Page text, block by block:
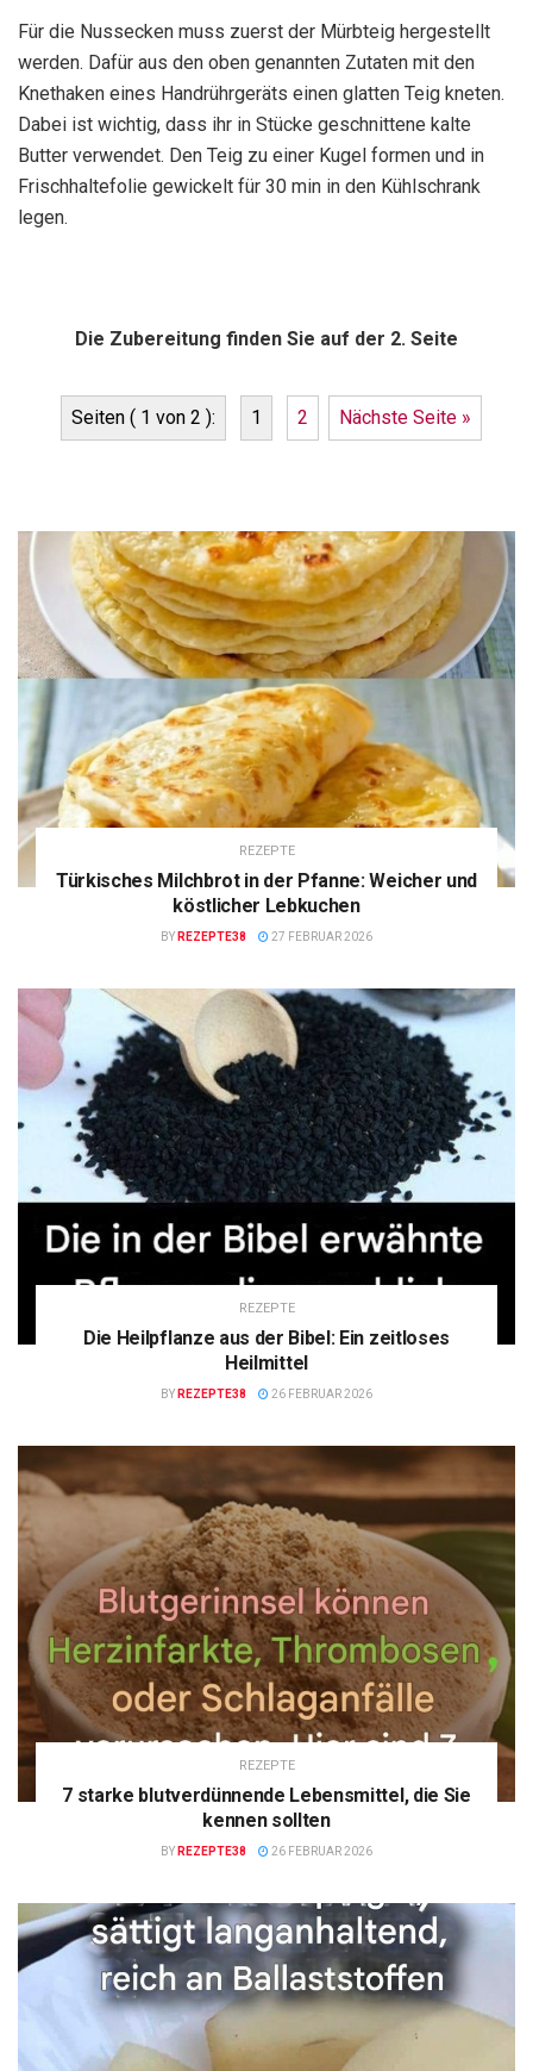
Für die Nussecken muss zuerst der Mürbteig hergestellt
werden. Dafür aus den oben genannten Zutaten mit den
Knethaken eines Handrührgeräts einen glatten Teig kneten.
Dabei ist wichtig, dass ihr in Stücke geschnittene kalte
Butter verwendet. Den Teig zu einer Kugel formen und in
Frischhaltefolie gewickelt für 30 min in den Kühlschrank
legen.
Die Zubereitung finden Sie auf der 2. Seite
Seiten ( 1 von 2 ): 1 2 Nächste Seite »
REZEPTE
Türkisches Milchbrot in der Pfanne: Weicher und
köstlicher Lebkuchen
BY REZEPTE38 27 FEBRUAR 2026
REZEPTE
Die Heilpflanze aus der Bibel: Ein zeitloses
Heilmittel
BY REZEPTE38 26 FEBRUAR 2026
REZEPTE
7 starke blutverdünnende Lebensmittel, die Sie
kennen sollten
BY REZEPTE38 26 FEBRUAR 2026